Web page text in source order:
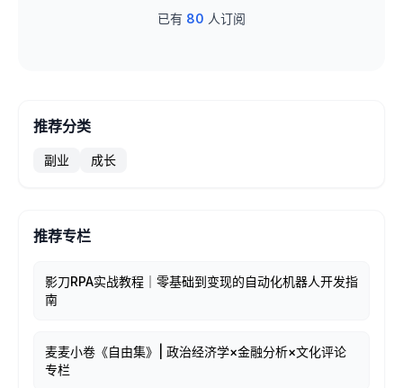
已有 80 人订阅
推荐分类
副业 成长
推荐专栏
影刀RPA实战教程｜零基础到变现的自动化机器人开发指
南
麦麦小卷《自由集》| 政治经济学×金融分析×文化评论
专栏